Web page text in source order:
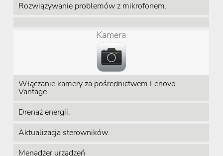
Rozwiązywanie problemów z mikrofonem.
Kamera
Włączanie kamery za pośrednictwem Lenovo
Vantage.
Drenaż energii.
Aktualizacja sterowników.
Menadżer urządzeń